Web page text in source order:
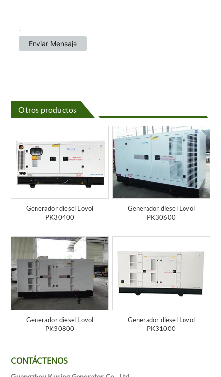
Otros productos
Generador diesel Lovol
PK30400
Generador diesel Lovol
PK30600
Generador diesel Lovol
PK30800
Generador diesel Lovol
PK31000
CONTÁCTENOS